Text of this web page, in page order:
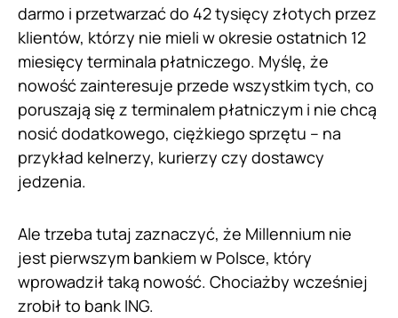
darmo i przetwarzać do 42 tysięcy złotych przez
klientów, którzy nie mieli w okresie ostatnich 12
miesięcy terminala płatniczego. Myślę, że
nowość zainteresuje przede wszystkim tych, co
poruszają się z terminalem płatniczym i nie chcą
nosić dodatkowego, ciężkiego sprzętu – na
przykład kelnerzy, kurierzy czy dostawcy
jedzenia.
Ale trzeba tutaj zaznaczyć, że Millennium nie
jest pierwszym bankiem w Polsce, który
wprowadził taką nowość. Chociażby wcześniej
zrobił to bank ING.